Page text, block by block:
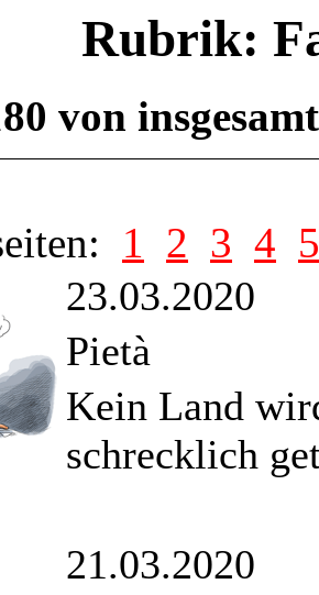
Rubrik:
von
1 2 3 4 5
23.03.2020
Pietà
Kein Land
schrecklich
21.03.2020